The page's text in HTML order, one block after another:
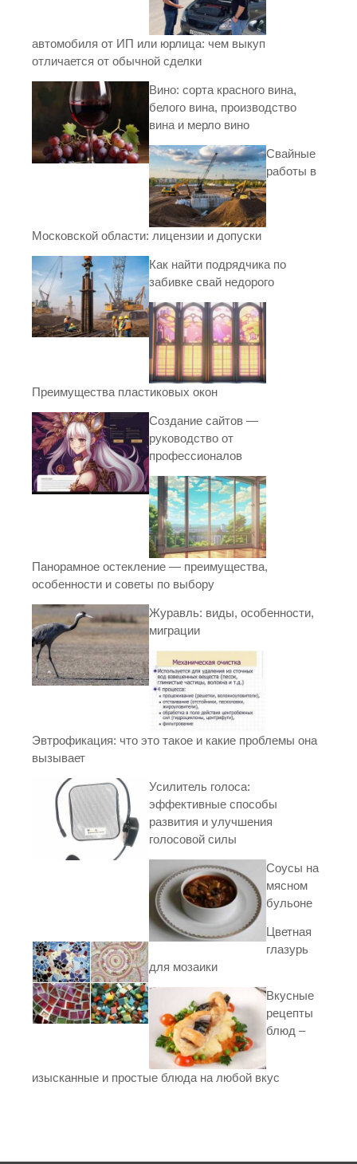
автомобиля от ИП или юрлица: чем выкуп
отличается от обычной сделки
Вино: сорта красного вина,
белого вина, производство
вина и мерло вино
Свайные
работы в
Московской области: лицензии и допуски
Как найти подрядчика по
забивке свай недорого
Преимущества пластиковых окон
Создание сайтов —
руководство от
профессионалов
Панорамное остекление — преимущества,
особенности и советы по выбору
Журавль: виды, особенности,
миграции
Эвтрофикация: что это такое и какие проблемы она
вызывает
Усилитель голоса:
эффективные способы
развития и улучшения
голосовой силы
Соусы на
мясном
бульоне
Цветная
глазурь
для мозаики
Вкусные
рецепты
блюд –
изысканные и простые блюда на любой вкус